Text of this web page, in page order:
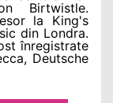
Birtwistle.
la King's
din Londra.
înregistrate
Deutsche